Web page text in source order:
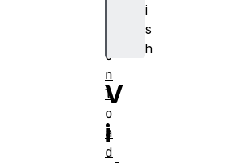
i
s
h
V
i
U
n
l
o
a
d